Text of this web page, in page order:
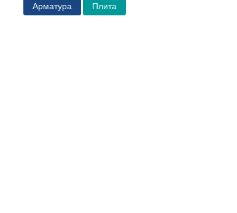
Арматура Плита